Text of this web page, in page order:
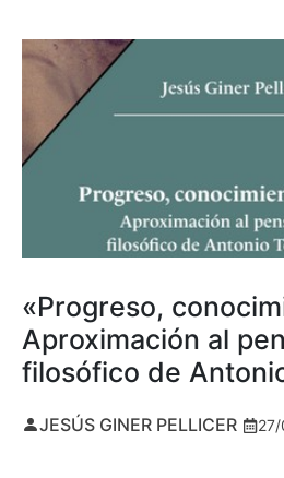
«Progreso,
Aproximación al
filosófico de
JESÚS GINER PELLICER